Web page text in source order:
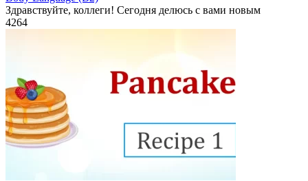
Здравствуйте, коллеги! Сегодня делюсь с вами новым
4264